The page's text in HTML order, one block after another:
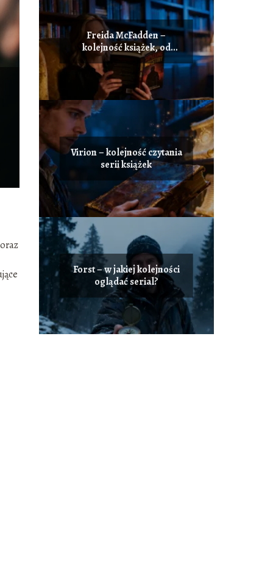
Freida McFadden –
kolejność książek, od
czego zacząć czytanie?
Virion – kolejność czytania
serii książek
Forst – w jakiej kolejności
oglądać serial?